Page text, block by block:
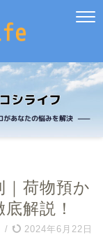
荷物預か
解説！
/ 2024年6月22日